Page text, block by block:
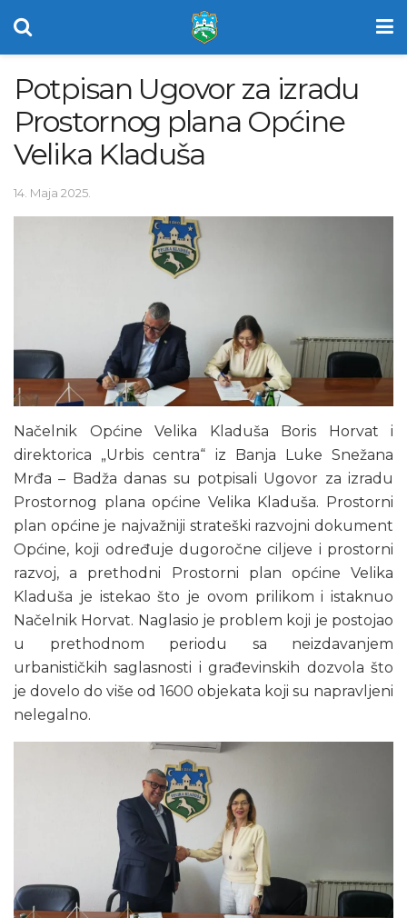
Potpisan Ugovor za izradu
Prostornog plana Općine
Velika Kladuša
14. Maja 2025.
Načelnik Općine Velika Kladuša Boris Horvat i
direktorica „Urbis centra“ iz Banja Luke Snežana
Mrđa – Badža danas su potpisali Ugovor za izradu
Prostornog plana općine Velika Kladuša. Prostorni
plan općine je najvažniji strateški razvojni dokument
Općine, koji određuje dugoročne ciljeve i prostorni
razvoj, a prethodni Prostorni plan općine Velika
Kladuša je istekao što je ovom prilikom i istaknuo
Načelnik Horvat. Naglasio je problem koji je postojao
u prethodnom periodu sa neizdavanjem
urbanističkih saglasnosti i građevinskih dozvola što
je dovelo do više od 1600 objekata koji su napravljeni
nelegalno.